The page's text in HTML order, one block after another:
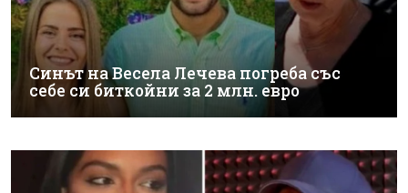
Синът на Весела Лечева погреба със
себе си биткойни за 2 млн. евро